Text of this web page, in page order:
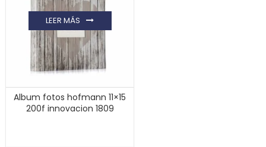
Album fotos hofmann 11×15
200f innovacion 1809
LEER MÁS